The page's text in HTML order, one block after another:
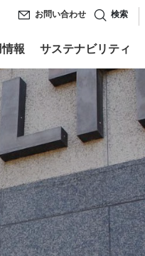
報 サステナビリティ
お問い合わせ 検索